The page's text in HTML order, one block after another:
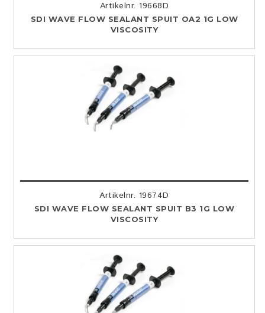
Artikelnr. 19668D
SDI WAVE FLOW SEALANT SPUIT OA2 1G LOW
VISCOSITY
Artikelnr. 19674D
SDI WAVE FLOW SEALANT SPUIT B3 1G LOW
VISCOSITY